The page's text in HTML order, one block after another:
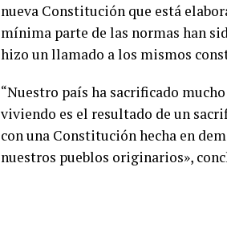
nueva Constitución que está
mínima parte de las normas han
hizo un llamado a los mismos
“Nuestro país ha sacrificado
viviendo es el resultado de un
con una Constitución hecha en
nuestros pueblos originarios»,